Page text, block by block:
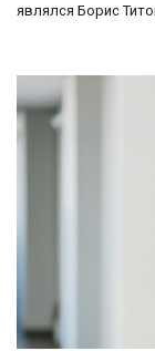
являлся Борис